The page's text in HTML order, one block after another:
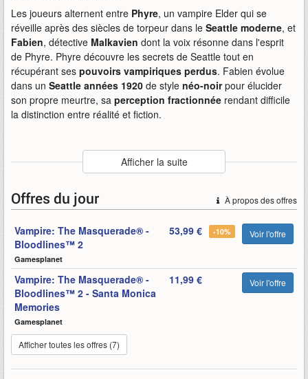
Les joueurs alternent entre Phyre, un vampire Elder qui se
réveille après des siècles de torpeur dans le Seattle moderne, et
Fabien, détective Malkavien dont la voix résonne dans l'esprit
de Phyre. Phyre découvre les secrets de Seattle tout en
récupérant ses pouvoirs vampiriques perdus. Fabien évolue
dans un Seattle années 1920 de style néo-noirpour élucider
son propre meurtre, sa perception fractionnée rendant difficile
la distinction entre réalité et fiction.
Auteur
Paradox Interactive
: Myrhdin
Mots-clefs
2 bloodlines
paradox-interactive sortira
Afficher la suite
À propos des offres
Offres du jour
Vampire: The Masquerade® -
Bloodlines™ 2
Gamesplanet
53,99 € -10% Voir l'offre
Vampire: The Masquerade® -
Bloodlines™ 2 - Santa Monica
Memories
Gamesplanet
11,99 € Voir l'offre
Afficher toutes les offres (7)